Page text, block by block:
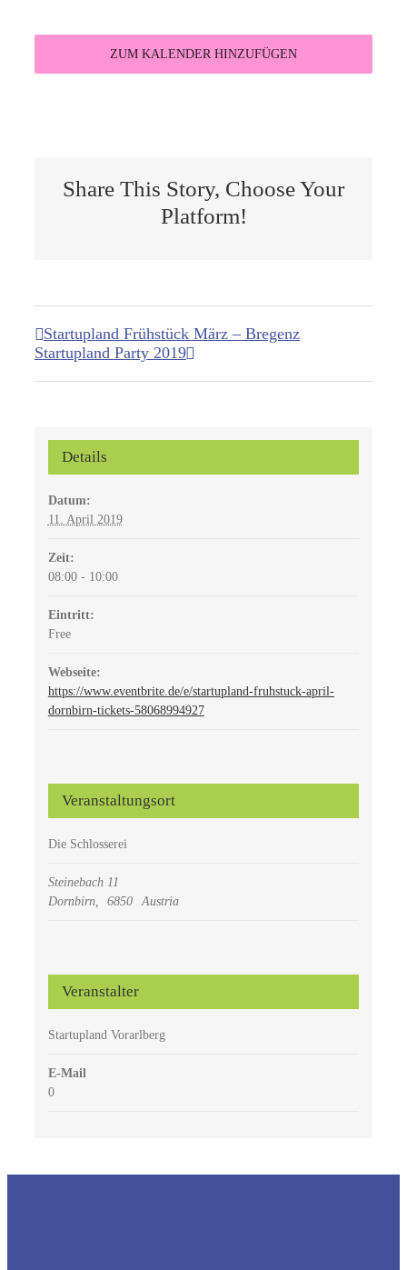
ZUM KALENDER HINZUFÜGEN
Share This Story, Choose Your
Platform!
Startupland Frühstück März – Bregenz
Startupland Party 2019
Details
Datum:
11. April 2019
Zeit:
08:00 - 10:00
Eintritt:
Free
Webseite:
https://www.eventbrite.de/e/startupland-fruhstuck-april-
dornbirn-tickets-58068994927
Veranstaltungsort
Die Schlosserei
Steinebach 11
Dornbirn, 6850 Austria
Veranstalter
Startupland Vorarlberg
E-Mail
0